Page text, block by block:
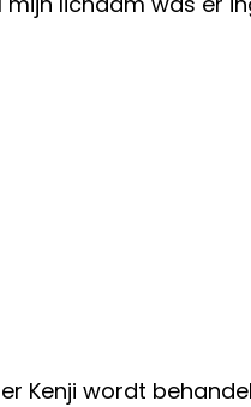
Kenji wordt